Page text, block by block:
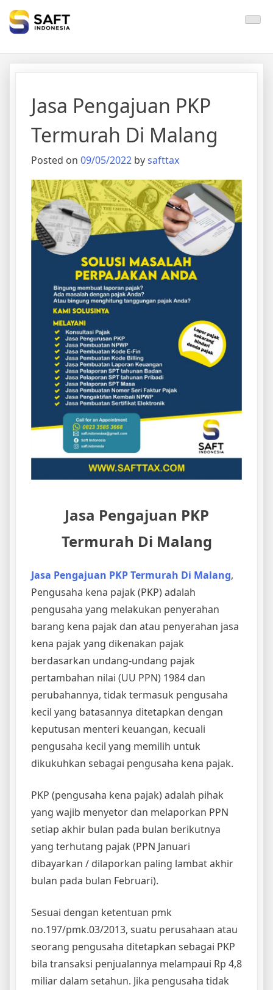
Solisi Perjakan Anda
Jasa Pengajuan PKP
Termurah Di Malang
Posted on 09/05/2022 bysafttax
Jasa Pengajuan PKP
Termurah Di Malang
Jasa Pengajuan PKP Termurah Di Malang,
Pengusaha kena pajak (PKP) adalah
pengusaha yang melakukan penyerahan
barang kena pajak dan atau penyerahan jasa
kena pajak yang dikenakan pajak
berdasarkan undang-undang pajak
pertambahan nilai (UU PPN) 1984 dan
perubahannya, tidak termasuk pengusaha
kecil yang batasannya ditetapkan dengan
keputusan menteri keuangan, kecuali
pengusaha kecil yang memilih untuk
dikukuhkan sebagai pengusaha kena pajak.
PKP (pengusaha kena pajak) adalah pihak
yang wajib menyetor dan melaporkan PPN
setiap akhir bulan pada bulan berikutnya
yang terhutang pajak (PPN Januari
dibayarkan / dilaporkan paling lambat akhir
bulan pada bulan Februari).
Sesuai dengan ketentuan pmk
no.197/pmk.03/2013, suatu perusahaan atau
seorang pengusaha ditetapkan sebagai PKP
bila transaksi penjualannya melampaui Rp 4,8
miliar dalam setahun. Jika pengusaha tidak